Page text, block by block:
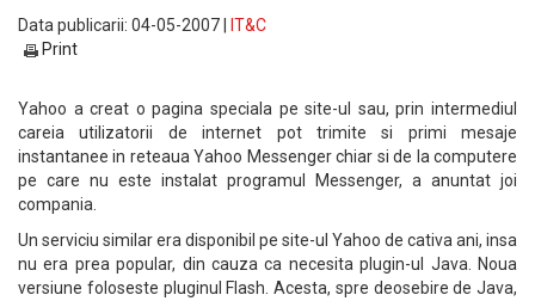
Data publicarii: 04-05-2007 |
IT&C
Print
Yahoo a creat o pagina speciala pe site-ul sau, prin intermediul
careia utilizatorii de internet pot trimite si primi mesaje
instantanee in reteaua Yahoo Messenger chiar si de la computere
pe care nu este instalat programul Messenger, a anuntat joi
compania.
Un serviciu similar era disponibil pe site-ul Yahoo de cativa ani, insa
nu era prea popular, din cauza ca necesita plugin-ul Java. Noua
versiune foloseste pluginul Flash. Acesta, spre deosebire de Java,